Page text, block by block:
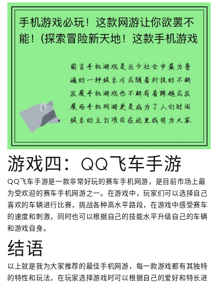
游戏四：QQ飞车手游
QQ飞车手游是一款非常好玩的赛车手机网游，是目前市场上最
为受欢迎的赛车手机网游之一。在游戏中，玩家们可以选择自己
喜欢的车辆进行比赛，挑战各种高水平路段，在游戏中感受赛车
的速度和刺激，同时也可以根据自己的技能水平升级自己的车辆
和游戏自身。
结语
以上就是我为大家推荐的最佳手机网游，每一款游戏都有其独特
的特性和玩法，在玩家选择游戏时可以根据自己的爱好和特长进